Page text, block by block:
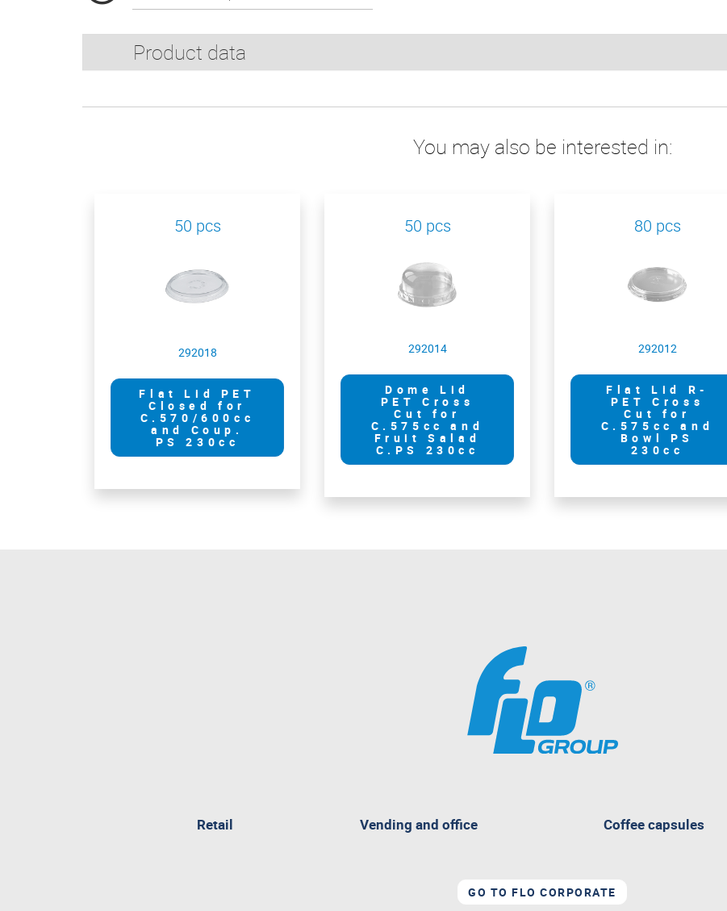
Product data
You may also be interested in:
50 pcs
292018
Flat Lid PET
Closed for
C.570/600cc
and Coup.
PS 230cc
50 pcs
292014
Dome Lid
PET Cross
Cut for
C.575cc and
Fruit Salad
C.PS 230cc
80 pcs
292012
Flat Lid R-
PET Cross
Cut for
C.575cc and
Bowl PS
230cc
Retailpagina
Vending and office Coffee capsules
GO TO FLO CORPORATE